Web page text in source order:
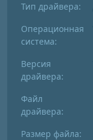
Тип драйвера:
Операционная
система:
Версия
драйвера:
Файл
драйвера:
Размер файла: